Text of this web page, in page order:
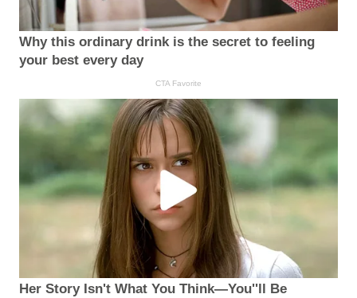
Why this ordinary drink is the secret to feeling
your best every day
CTA Favorite
Her Story Isn't What You Think—You''ll Be